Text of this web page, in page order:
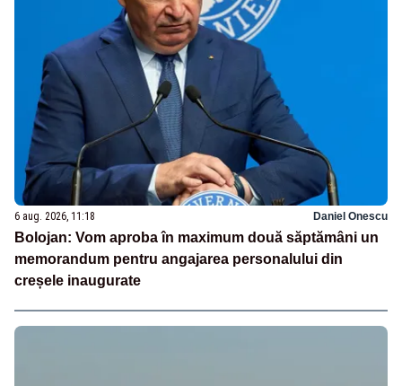
6 aug. 2026, 11:18 Daniel Onescu
Bolojan: Vom aproba în maximum două săptămâni un
memorandum pentru angajarea personalului din
creșele inaugurate